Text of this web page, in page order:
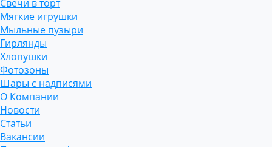
Свечи в торт
Мягкие игрушки
Мыльные пузыри
Гирлянды
Хлопушки
Фотозоны
Шары с надписями
О Компании
Новости
Статьи
Вакансии